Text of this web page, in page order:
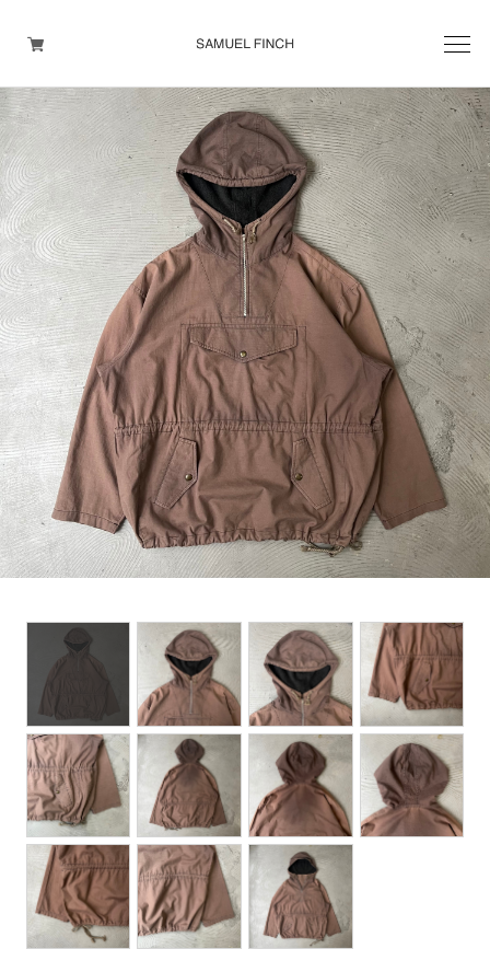
Men's
Maison Martin Margiela
Helmut Lang
Yohji Yamamoto
Other brands
TOPS
OUTER WEAR
BOTTOMS
DESIGNERS ARCHIVES